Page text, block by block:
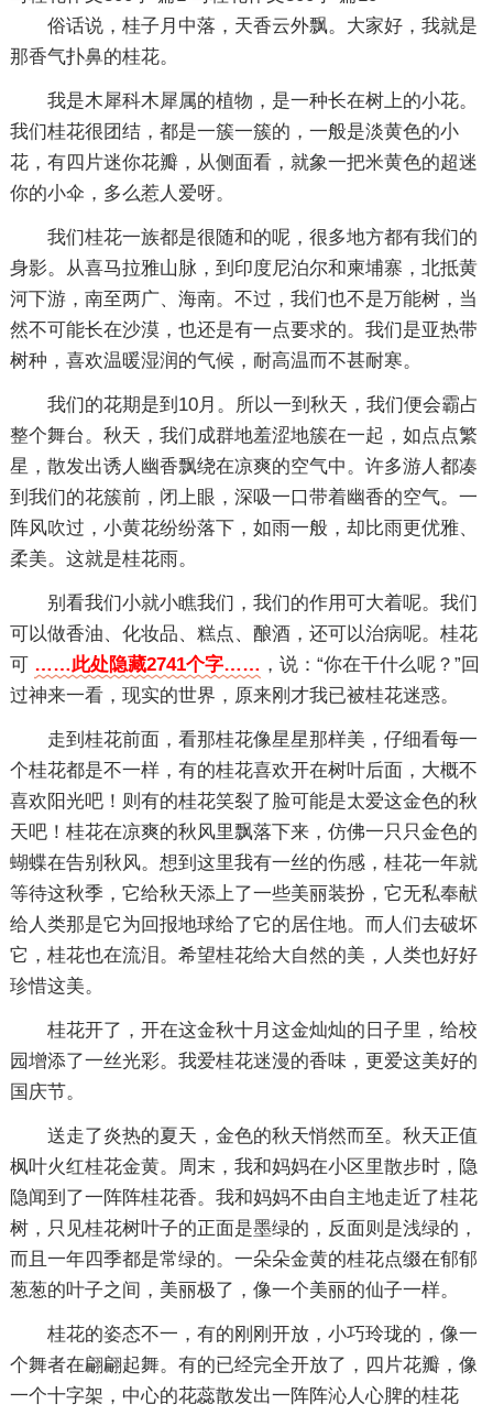
俗话说，桂子月中落，天香云外飘。大家好，我就是
那香气扑鼻的桂花。
我是木犀科木犀属的植物，是一种长在树上的小花。
我们桂花很团结，都是一簇一簇的，一般是淡黄色的小
花，有四片迷你花瓣，从侧面看，就象一把米黄色的超迷
你的小伞，多么惹人爱呀。
我们桂花一族都是很随和的呢，很多地方都有我们的
身影。从喜马拉雅山脉，到印度尼泊尔和柬埔寨，北抵黄
河下游，南至两广、海南。不过，我们也不是万能树，当
然不可能长在沙漠，也还是有一点要求的。我们是亚热带
树种，喜欢温暖湿润的气候，耐高温而不甚耐寒。
我们的花期是到10月。所以一到秋天，我们便会霸占
整个舞台。秋天，我们成群地羞涩地簇在一起，如点点繁
星，散发出诱人幽香飘绕在凉爽的空气中。许多游人都凑
到我们的花簇前，闭上眼，深吸一口带着幽香的空气。一
阵风吹过，小黄花纷纷落下，如雨一般，却比雨更优雅、
柔美。这就是桂花雨。
别看我们小就小瞧我们，我们的作用可大着呢。我们
可以做香油、化妆品、糕点、酿酒，还可以治病呢。桂花
可 ……此处隐藏2741个字…… ，说：“你在干什么呢？”回
过神来一看，现实的世界，原来刚才我已被桂花迷惑。
走到桂花前面，看那桂花像星星那样美，仔细看每一
个桂花都是不一样，有的桂花喜欢开在树叶后面，大概不
喜欢阳光吧！则有的桂花笑裂了脸可能是太爱这金色的秋
天吧！桂花在凉爽的秋风里飘落下来，仿佛一只只金色的
蝴蝶在告别秋风。想到这里我有一丝的伤感，桂花一年就
等待这秋季，它给秋天添上了一些美丽装扮，它无私奉献
给人类那是它为回报地球给了它的居住地。而人们去破坏
它，桂花也在流泪。希望桂花给大自然的美，人类也好好
珍惜这美。
桂花开了，开在这金秋十月这金灿灿的日子里，给校
园增添了一丝光彩。我爱桂花迷漫的香味，更爱这美好的
国庆节。
送走了炎热的夏天，金色的秋天悄然而至。秋天正值
枫叶火红桂花金黄。周末，我和妈妈在小区里散步时，隐
隐闻到了一阵阵桂花香。我和妈妈不由自主地走近了桂花
树，只见桂花树叶子的正面是墨绿的，反面则是浅绿的，
而且一年四季都是常绿的。一朵朵金黄的桂花点缀在郁郁
葱葱的叶子之间，美丽极了，像一个美丽的仙子一样。
桂花的姿态不一，有的刚刚开放，小巧玲珑的，像一
个舞者在翩翩起舞。有的已经完全开放了，四片花瓣，像
一个十字架，中心的花蕊散发出一阵阵沁人心脾的桂花